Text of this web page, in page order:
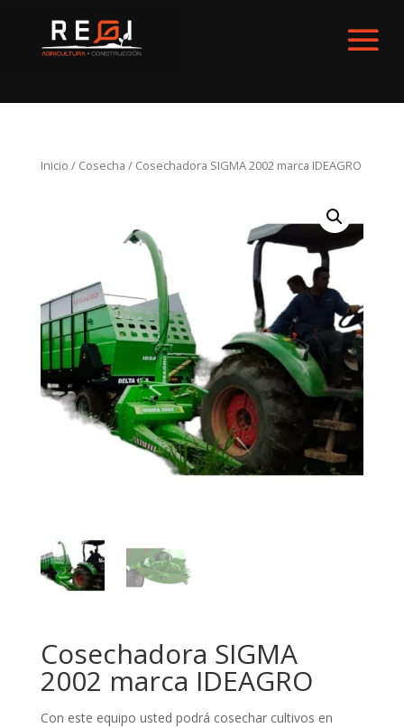
Inicio / Cosecha / Cosechadora SIGMA 2002 marca IDEAGRO
Cosechadora SIGMA
2002 marca IDEAGRO
Con este equipo usted podrá cosechar cultivos en